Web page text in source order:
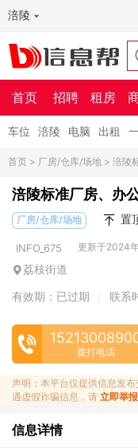
涪陵
首页 招聘 租房
车位 涪陵 电脑 出租
首页 > 厂房/仓库/场地 > 涪陵
涪陵标准厂房、办
厂房/仓库/场地 置
INFO_675 更新于2024
荔枝街道
有效期：已过期
联系
拨打电话
声明：本平台仅提供信息发
遇虚假诈骗信息，请 立即举报
信息详情